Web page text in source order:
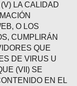
LA CALIDAD
O LOS
CUMPLIRÁN
QUE
DE VIRUS U
(VII) SE
EN EL